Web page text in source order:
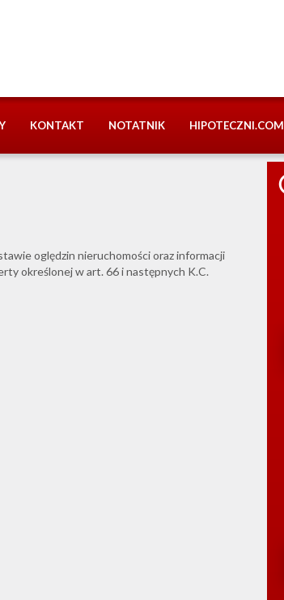
KONTAKT NOTATNIK HIPOTECZNI.COM
oględzin nieruchomości oraz informacji
określonej w art. 66 i następnych K.C.